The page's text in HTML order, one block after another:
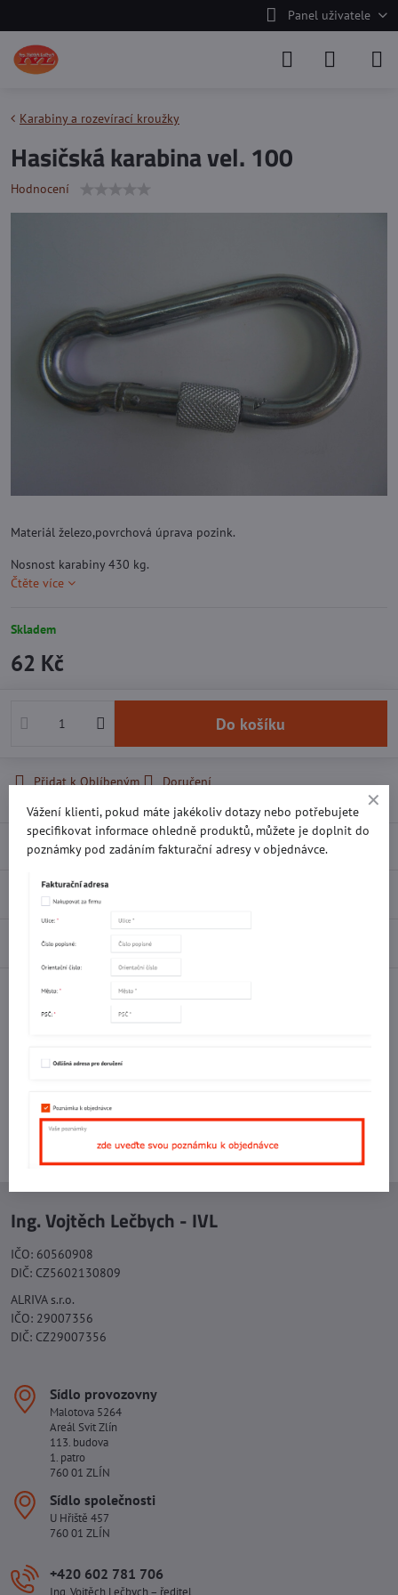
Panel uživatele
Karabiny a rozevírací kroužky
Hasičská karabina vel. 100
Hodnocení
Materiál železo,povrchová úprava pozink.
Nosnost karabiny 430 kg.
Čtěte více
Skladem
62 Kč
Do košíku
Přidat k Oblíbeným Doručení
Popis
Recenze
Diskuse 0
+420 577 523 563
Ing. Vojtěch Lečbych - IVL
IČO: 60560908
DIČ: CZ5602130809
ALRIVA s.r.o.
IČO: 29007356
DIČ: CZ29007356
Sídlo provozovny
Malotova 5264
Areál Svit Zlín
113. budova
1. patro
760 01 ZLÍN
Sídlo společnosti
U Hřiště 457
760 01 ZLÍN
+420 602 781 706
Ing. Vojtěch Lečbych – ředitel
Vážení klienti, pokud máte jakékoliv dotazy nebo potřebujete
specifikovat informace ohledně produktů, můžete je doplnit do
poznámky pod zadáním fakturační adresy v objednávce.